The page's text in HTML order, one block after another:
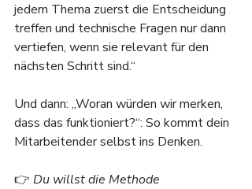
jedem Thema zuerst die Entscheidung
treffen und technische Fragen nur dann
vertiefen, wenn sie relevant für den
nächsten Schritt sind.“
Und dann: „Woran würden wir merken,
dass das funktioniert?“: So kommt dein
Mitarbeitender selbst ins Denken.
👉 Du willst die Methode